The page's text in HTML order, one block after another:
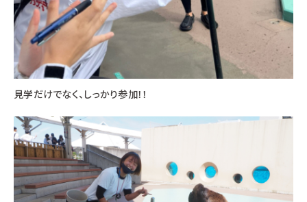
見学だけでなく、しっかり参加！！